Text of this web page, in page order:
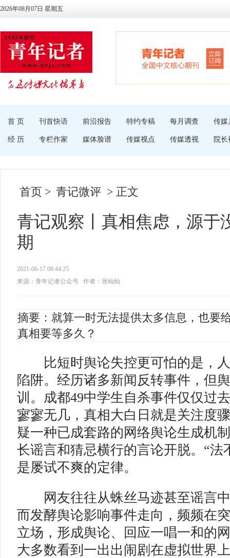
2026年08月07日 星期五
首 页 刊首快语 前沿报告 特约专稿 每月调查 传媒
经 历 专栏作家 媒体脸谱 传媒视点 传媒透视 院长
首页 > 青记微评 > 正文
青记观察丨真相焦虑，源于
期
2021-06-17 08:44:25
来源：青年记者公众号
作者：张灿灿
摘要：就算一时无法提供太多信息，也要
真相要等多久？
比短时舆论失控更可怕的是，人
陷阱。经历诸多新闻反转事件，但
训。成都49中学生自杀事件仅仅过
寥寥无几，真相大白日就是关注度
疑一种已成套路的网络舆论生成机
长谣言和猜忌横行的言论开脱。“法
是屡试不爽的定律。
网友往往从蛛丝马迹甚至谣言中
而发酵舆论影响事件走向，频频在
立场，形成舆论、回应一唱一和的
大多数看到一出出闹剧在虚拟世界